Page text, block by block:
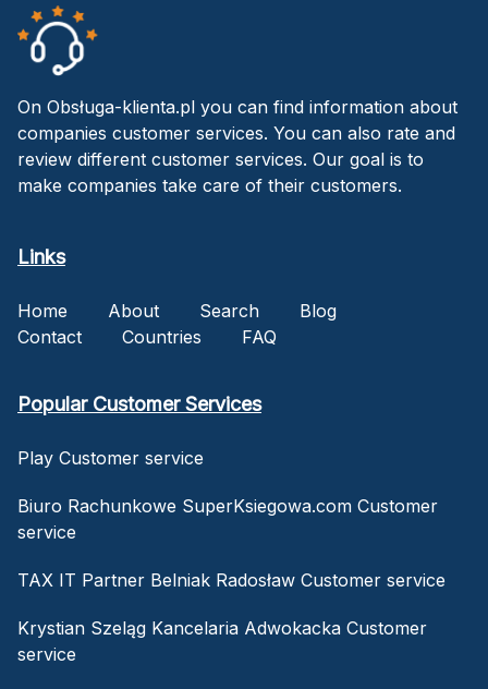
On Obsługa-klienta.pl you can find information about
companies customer services. You can also rate and
review different customer services. Our goal is to
make companies take care of their customers.
Links
Home About Search
Blog
Contact
Countries FAQ
Popular Customer Services
Play Customer service
Biuro Rachunkowe SuperKsiegowa.com Customer
service
TAX IT Partner Belniak Radosław Customer service
Krystian Szeląg Kancelaria Adwokacka Customer
service